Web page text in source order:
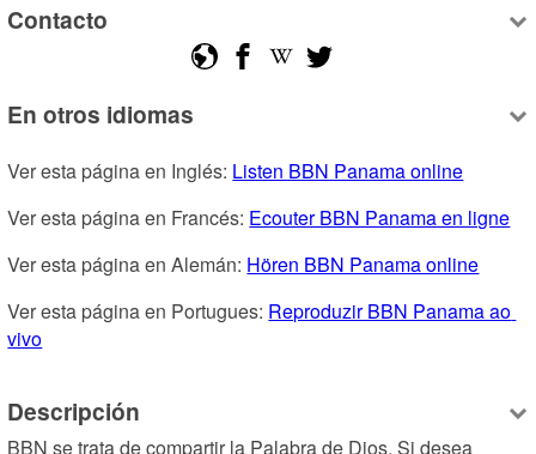
Contacto
En otros idiomas
Ver esta página en Inglés: Listen BBN Panama online
Ver esta página en Francés: Ecouter BBN Panama en ligne
Ver esta página en Alemán: Hören BBN Panama online
Ver esta página en Portugues: Reproduzir BBN Panama ao
vivo
Descripción
BBN se trata de compartir la Palabra de Dios. Si desea